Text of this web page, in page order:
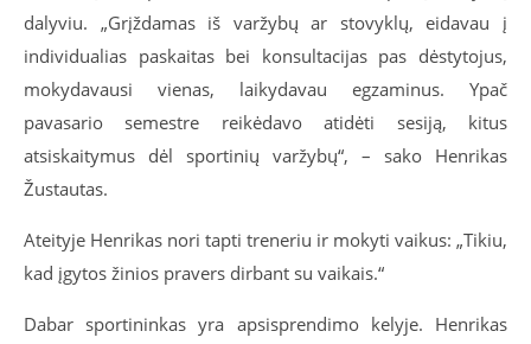
dalyviu. „Grįždamas iš varžybų ar stovyklų, eidavau į
individualias paskaitas bei konsultacijas pas dėstytojus,
mokydavausi vienas, laikydavau egzaminus. Ypač
pavasario semestre reikėdavo atidėti sesiją, kitus
atsiskaitymus dėl sportinių varžybų“, – sako Henrikas
Žustautas.
Ateityje Henrikas nori tapti treneriu ir mokyti vaikus: „Tikiu,
kad įgytos žinios pravers dirbant su vaikais.“
Dabar sportininkas yra apsisprendimo kelyje. Henrikas